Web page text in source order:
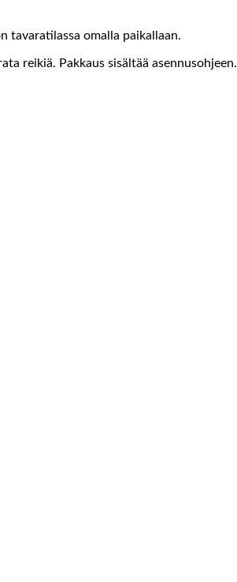
tavaratilassa omalla paikallaan.
reikiä. Pakkaus sisältää asennusohjeen.